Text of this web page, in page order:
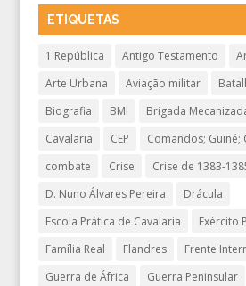
ETIQUETAS
1 República Antigo Testamento
Arte Urbana
Aviação militar
Biografia
BMI Brigada
Cavalaria
CEP
Comandos; Guiné;
combate
Crise
Crise de 1383-
D. Nuno Álvares Pereira
Drácula
Escola Prática de Cavalaria
Exército
Família Real
Flandres Frente
Guerra de África
Guerra Peninsular